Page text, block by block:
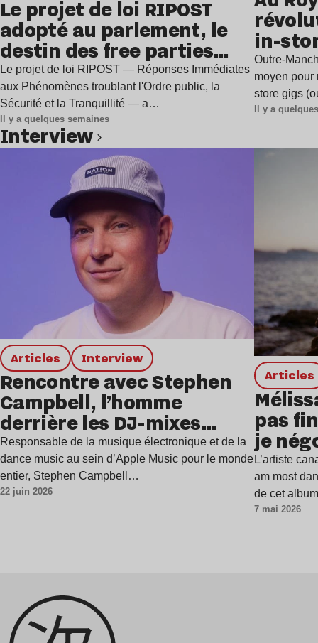
Le projet de loi RIPOST
adopté au parlement, le
destin des free parties
est-il scellé ?
Le projet de loi RIPOST — Réponses Immédiates
aux Phénomènes troublant l'Ordre public, la
Sécurité et la Tranquillité — a…
Il y a quelques semaines
in-
Outre-
moyen pour
store gigs
Il y a
interview
Articles interview
Rencontre avec Stephen
Campbell, l’homme
derrière les DJ-mixes
d’Apple Music
Responsable de la musique électronique et de la
dance music au sein d’Apple Music pour le monde
entier, Stephen Campbell…
22 juin 2026
Articles
pas
je
pour
L’artiste
am most
de cet
7 mai 2026